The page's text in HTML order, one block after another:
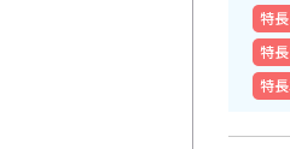
特
特
特